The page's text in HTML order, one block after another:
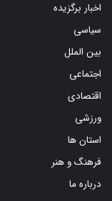
سیاسی
بین الملل
اجتماعی
اقتصادی
ورزشی
استان ها
فرهنگ و هنر
درباره ما